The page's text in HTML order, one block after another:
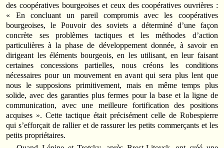
des coopératives bourgeoises et ceux des coopératives ouvrières :
« En concluant un pareil compromis avec les coopératives
bourgeoises, le Pouvoir des soviets a déterminé d’une façon
concrète ses problèmes tactiques et les méthodes d’action
particulières à la phase de développement donnée, à savoir en
dirigeant les éléments bourgeois, en les utilisant, en leur faisant
certaines concessions partielles, nous créons les conditions
nécessaires pour un mouvement en avant qui sera plus lent que
nous le supposions primitivement, mais en même temps plus
solide, avec des garanties plus fermes pour la base et la ligne de
communication, avec une meilleure fortification des positions
acquises ». Cette tactique était précisément celle de Robespierre
qui s’efforçait de rallier et de rassurer les petits commerçants et les
petits propriétaires.